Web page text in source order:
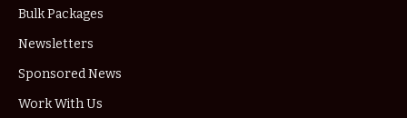
Bulk Packages
Newsletters
Sponsored News
Work With Us